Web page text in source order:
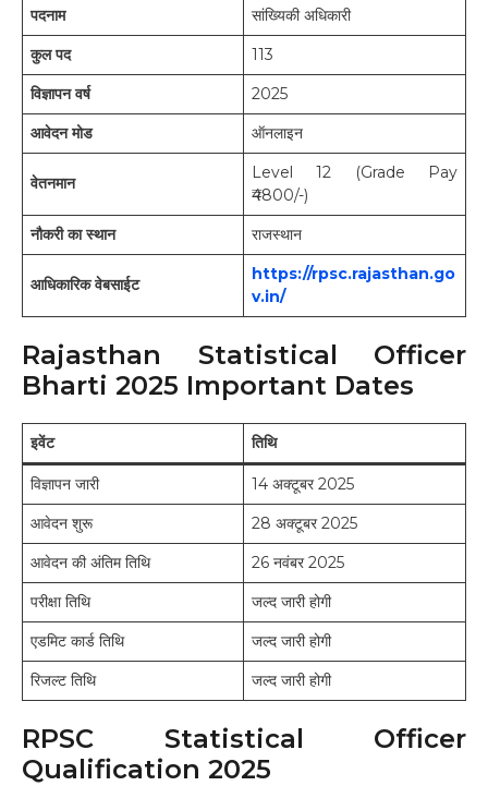
पदनाम
सांख्यिकी अधिकारी
कुल पद
113
विज्ञापन वर्ष
2025
आवेदन मोड
ऑनलाइन
वेतनमान
Level 12 (Grade Pay
₹4800/-)
नौकरी का स्थान
राजस्थान
आधिकारिक वेबसाईट
https://rpsc.rajasthan.go
v.in/
Rajasthan Statistical Officer
Bharti 2025 Important Dates
इवेंट तिथि
विज्ञापन जारी
14 अक्टूबर 2025
आवेदन शुरू
28 अक्टूबर 2025
आवेदन की अंतिम तिथि
26 नवंबर 2025
परीक्षा तिथि
जल्द जारी होगी
एडमिट कार्ड तिथि
जल्द जारी होगी
रिजल्ट तिथि
जल्द जारी होगी
RPSC Statistical Officer
Qualification 2025